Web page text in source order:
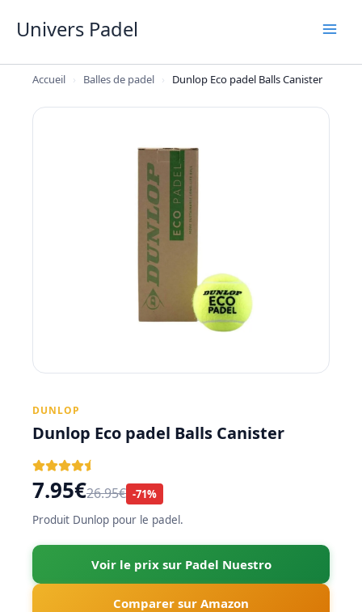
Univers Padel
Accueil › Balles de padel › Dunlop Eco padel Balls Canister
DUNLOP
Dunlop Eco padel Balls Canister
7.95€26.95€ -71%
Produit Dunlop pour le padel.
Voir le prix sur Padel Nuestro
Comparer sur Amazon